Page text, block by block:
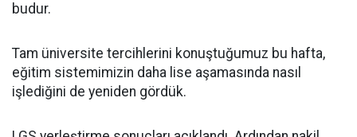
budur.
Tam üniversite tercihlerini konuştuğumuz bu hafta,
eğitim sistemimizin daha lise aşamasında nasıl
işlediğini de yeniden gördük.